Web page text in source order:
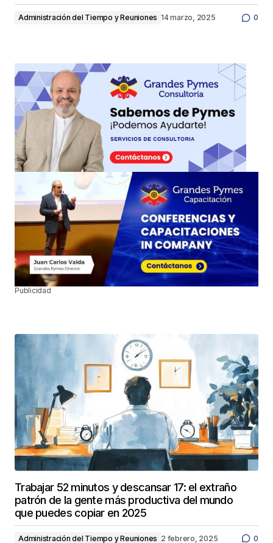
Administración del Tiempo y Reuniones 14 marzo, 2025 0
Publicidad
Trabajar 52 minutos y descansar 17: el extraño
patrón de la gente más productiva del mundo
que puedes copiar en 2025
Administración del Tiempo y Reuniones 2 febrero, 2025 0